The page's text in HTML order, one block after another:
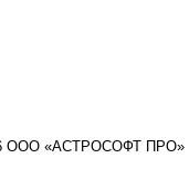
ООО «АСТРОСОФТ ПРО»